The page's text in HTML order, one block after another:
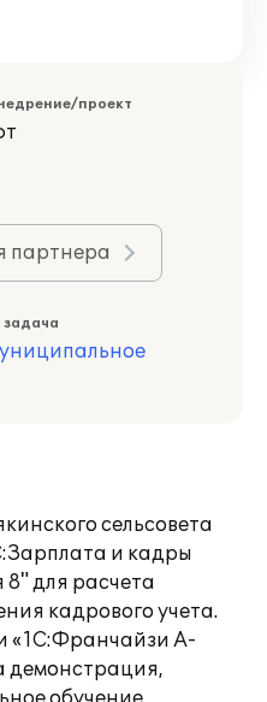
проект
партнера
сельсовета
и кадры
для расчета
кадрового учета.
«1С:Франчайзи А-
демонстрация,